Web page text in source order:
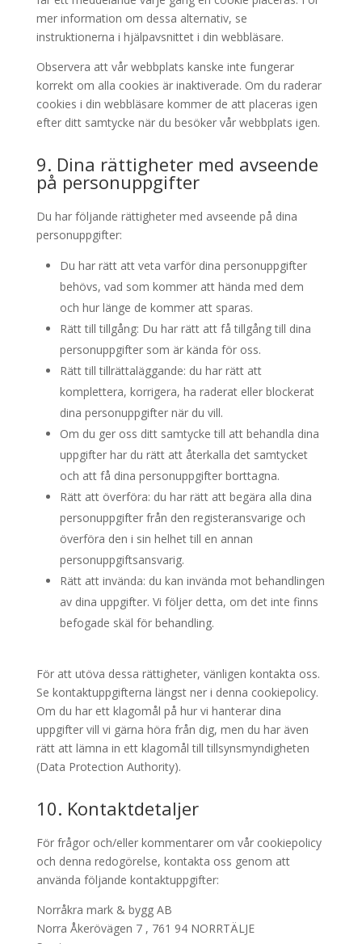
mer information om dessa alternativ, se
instruktionerna i hjälpavsnittet i din webbläsare.
Observera att vår webbplats kanske inte fungerar
korrekt om alla cookies är inaktiverade. Om du raderar
cookies i din webbläsare kommer de att placeras igen
efter ditt samtycke när du besöker vår webbplats igen.
9. Dina rättigheter med avseende
på personuppgifter
Du har följande rättigheter med avseende på dina
personuppgifter:
Du har rätt att veta varför dina personuppgifter
behövs, vad som kommer att hända med dem
och hur länge de kommer att sparas.
Rätt till tillgång: Du har rätt att få tillgång till dina
personuppgifter som är kända för oss.
Rätt till tillrättaläggande: du har rätt att
komplettera, korrigera, ha raderat eller blockerat
dina personuppgifter när du vill.
Om du ger oss ditt samtycke till att behandla dina
uppgifter har du rätt att återkalla det samtycket
och att få dina personuppgifter borttagna.
Rätt att överföra: du har rätt att begära alla dina
personuppgifter från den registeransvarige och
överföra den i sin helhet till en annan
personuppgiftsansvarig.
Rätt att invända: du kan invända mot behandlingen
av dina uppgifter. Vi följer detta, om det inte finns
befogade skäl för behandling.
För att utöva dessa rättigheter, vänligen kontakta oss.
Se kontaktuppgifterna längst ner i denna cookiepolicy.
Om du har ett klagomål på hur vi hanterar dina
uppgifter vill vi gärna höra från dig, men du har även
rätt att lämna in ett klagomål till tillsynsmyndigheten
(Data Protection Authority).
10. Kontaktdetaljer
För frågor och/eller kommentarer om vår cookiepolicy
och denna redogörelse, kontakta oss genom att
använda följande kontaktuppgifter:
Norråkra mark & bygg AB
Norra Åkerövägen 7 , 761 94 NORRTÄLJE